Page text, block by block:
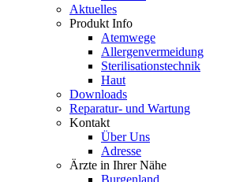
Aktuelles
Produkt Info
Atemwege
Allergenvermeidung
Sterilisationstechnik
Haut
Downloads
Reparatur- und Wartung
Kontakt
Über Uns
Adresse
Ärzte in Ihrer Nähe
Burgenland